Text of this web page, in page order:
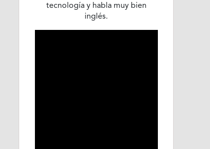
tecnología y habla muy bien
inglés.